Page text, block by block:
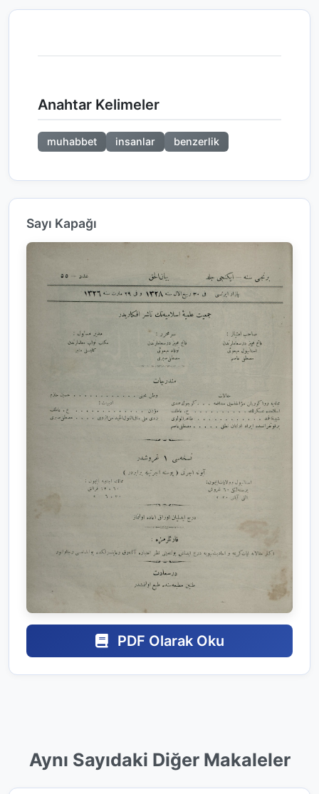
Anahtar Kelimeler
muhabbet insanlar benzerlik
Sayı Kapağı
PDF Olarak Oku
Aynı Sayıdaki Diğer Makaleler